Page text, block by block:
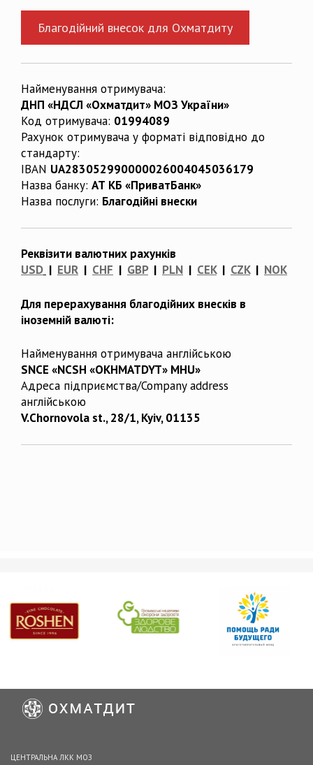
Благодійний внесок для Охматдиту
Найменування отримувача:
ДНП «НДСЛ «Охматдит» МОЗ України»
Код отримувача: 01994089
Рахунок отримувача у форматі відповідно до
стандарту:
IBAN UA283052990000026004045036179
Назва банку: АТ КБ «ПриватБанк»
Назва послуги: Благодійні внески
Реквізити валютних рахунків
USD | EUR | CHF | GBP| PLN | CEK| CZK| NOK
Для перерахування благодійних внесків в
іноземній валюті:
Найменування отримувача англійською
SNCE «NCSH «OKHMATDYT» MHU»
Адреса підприємства/Company address
англійською
V.Chornovola st., 28/1, Kyiv, 01135
ЦЕНТРАЛЬНА ЛКК МОЗ